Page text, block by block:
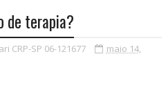
de terapia?
CRP-SP 06-121677
maio 14,